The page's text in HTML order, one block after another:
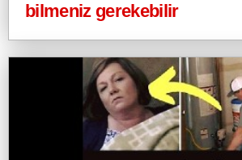
bilmeniz gerekebilir